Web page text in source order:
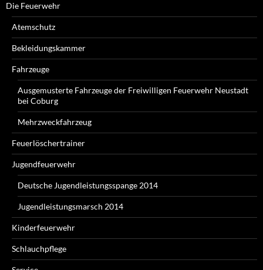
Die Feuerwehr
Atemschutz
Bekleidungskammer
Fahrzeuge
Ausgemusterte Fahrzeuge der Freiwilligen Feuerwehr Neustadt
bei Coburg
Mehrzweckfahrzeug
Feuerlöschertrainer
Jugendfeuerwehr
Deutsche Jugendleistungsspange 2014
Jugendleistungsmarsch 2014
Kinderfeuerwehr
Schlauchpflege